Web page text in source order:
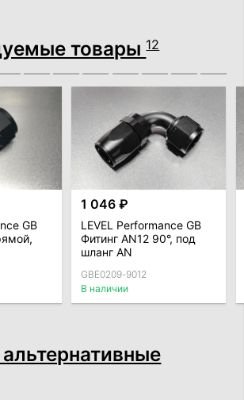
товары12
GB
1 046 ₽
LEVEL Performance GB
Фитинг AN12 90°, под
шланг AN
GBE0209-9012
В наличии